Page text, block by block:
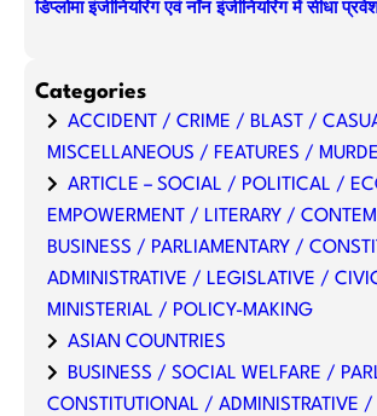
डिप्लोमा इंजीनियरिंग एवं नॉन इंजीनियरिंग में सीधा
Categories
ACCIDENT / CRIME / BLAST /
MISCELLANEOUS / FEATURES /
ARTICLE – SOCIAL / POLITICAL /
EMPOWERMENT / LITERARY /
BUSINESS / PARLIAMENTARY /
ADMINISTRATIVE / LEGISLATIVE /
MINISTERIAL / POLICY-MAKING
ASIAN COUNTRIES
BUSINESS / SOCIAL WELFARE /
CONSTITUTIONAL / ADMINISTRATIVE